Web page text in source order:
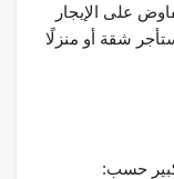
على الإيجار
شقة أو منزلًا
حسب: